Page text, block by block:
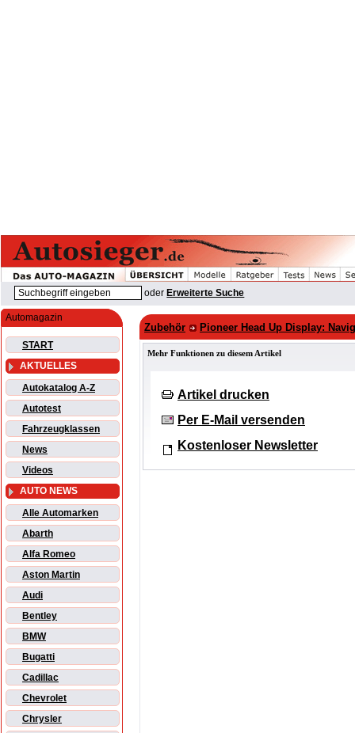
oder Erweiterte Suche
Automagazin
START
AKTUELLES
Autokatalog A-Z
Autotest
Fahrzeugklassen
News
Videos
AUTO NEWS
Alle Automarken
Abarth
Alfa Romeo
Aston Martin
Audi
Bentley
BMW
Bugatti
Cadillac
Chevrolet
Chrysler
Zubehör Pioneer Head Up Display:
Mehr Funktionen zu diesem Artikel
Artikel drucken
Per E-Mail versenden
Kostenloser Newsletter